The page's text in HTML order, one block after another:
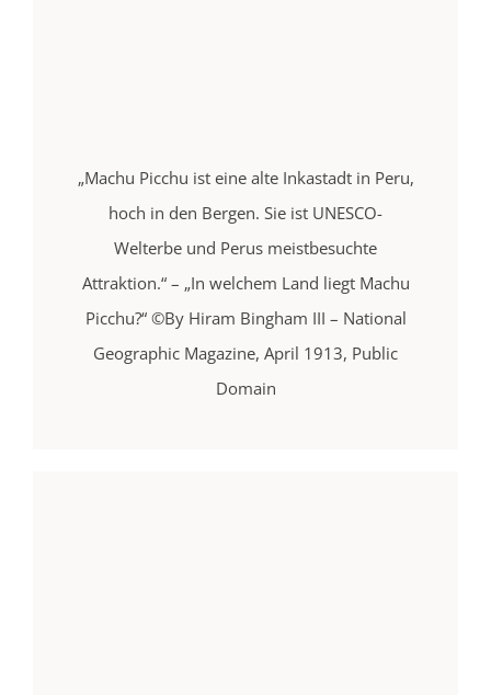
„Machu Picchu ist eine alte Inkastadt in Peru,
hoch in den Bergen. Sie ist UNESCO-
Welterbe und Perus meistbesuchte
Attraktion.“ – „In welchem Land liegt Machu
Picchu?“ ©By Hiram Bingham III – National
Geographic Magazine, April 1913, Public
Domain